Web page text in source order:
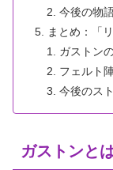
今後の物
まとめ：「
ガストン
フェルト
今後のス
ガストンと